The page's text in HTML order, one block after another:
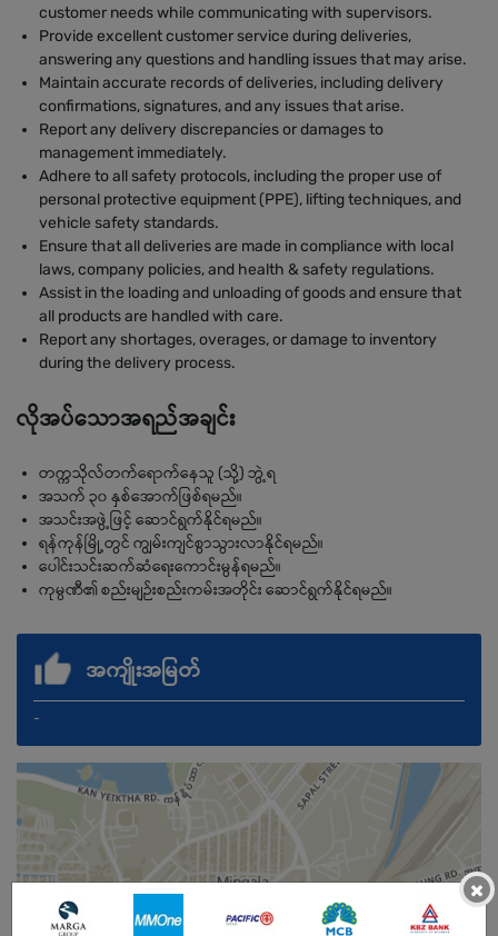
customer needs while communicating with supervisors.
Provide excellent customer service during deliveries,
answering any questions and handling issues that may arise.
Maintain accurate records of deliveries, including delivery
confirmations, signatures, and any issues that arise.
Report any delivery discrepancies or damages to
management immediately.
Adhere to all safety protocols, including the proper use of
personal protective equipment (PPE), lifting techniques, and
vehicle safety standards.
Ensure that all deliveries are made in compliance with local
laws, company policies, and health & safety regulations.
Assist in the loading and unloading of goods and ensure that
all products are handled with care.
Report any shortages, overages, or damage to inventory
during the delivery process.
လိုအပ်သောအရည်အချင်း
တက္ကသိုလ်တက်ရောက်နေသူ (သို့) ဘွဲ့ရ
အသက် ၃၀ နှစ်အောက်ဖြစ်ရမည်။
အသင်းအဖွဲ့ဖြင့် ဆောင်ရွက်နိုင်ရမည်။
ရန်ကုန်မြို့တွင် ကျွမ်းကျင်စွာသွားလာနိုင်ရမည်။
ပေါင်းသင်းဆက်ဆံရေးကောင်းမွန်ရမည်။
ကုမ္ပဏီ၏ စည်းမျဉ်းစည်းကမ်းအတိုင်း ဆောင်ရွက်နိုင်ရမည်။
အကျိုးအမြတ်
-
×